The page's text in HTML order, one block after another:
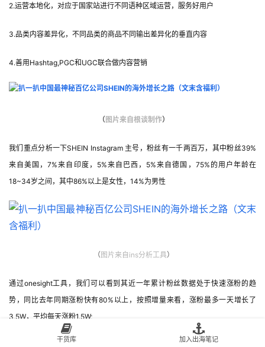
2.运营本地化，对应于国家站进行不同语种区域运营，服务好用户
3.品类内容差异化，不同品类的商品不同输出差异化的垂直内容
4.善用Hashtag,PGC和UGC联合做内容营销
（图片来自根谈制作）
我们重点分析一下SHEIN Instagram 主号，粉丝有一千两百万，其中粉丝39%
来自美国，7%来自印度，5%来自巴西，5%来自德国，75%的用户年龄在
18~34岁之间，其中86%以上是女性，14%为男性
（图片来自ins分析工具）
通过onesight工具，我们可以看到其近一年累计粉丝数据处于快速涨粉的趋
势，同比去年同期涨粉快有80%以上，按照增量来看，涨粉最多一天增长了
3,5W，平均每天涨粉1.5W;
帖子类型4%为视频类型，82%为图片，14%为轮播图 ，
干货库 加入出海笔记